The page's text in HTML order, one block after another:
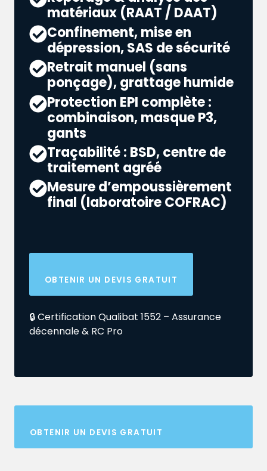
matériaux (RAAT / DAAT)
Confinement, mise en
dépression, SAS de sécurité
Retrait manuel (sans
ponçage), grattage humide
Protection EPI complète :
combinaison, masque P3,
gants
Traçabilité : BSD, centre de
traitement agréé
Mesure d’empoussièrement
final (laboratoire COFRAC)
OBTENIR UN DEVIS GRATUIT
🔒 Certification Qualibat 1552 – Assurance
décennale & RC Pro
OBTENIR UN DEVIS GRATUIT